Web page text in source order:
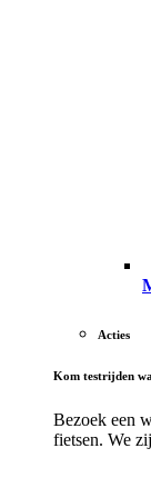
Acties
Kom testrijden
Bezoek een
fietsen. We